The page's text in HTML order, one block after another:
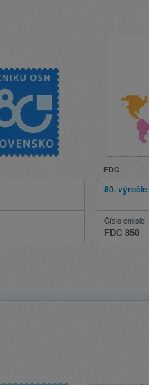
FDC
80. výročie
Číslo emisie
FDC 850